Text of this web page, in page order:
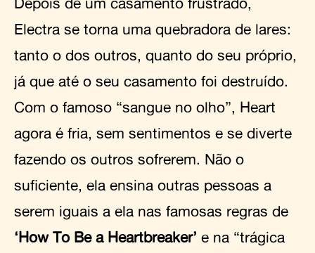
Electra se torna uma quebradora de lares:
tanto o dos outros, quanto do seu próprio,
já que até o seu casamento foi destruído.
Com o famoso “sangue no olho”, Heart
agora é fria, sem sentimentos e se diverte
fazendo os outros sofrerem. Não o
suficiente, ela ensina outras pessoas a
serem iguais a ela nas famosas regras de
‘How To Be a Heartbreaker’ e na “trágica